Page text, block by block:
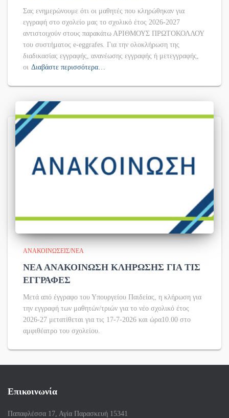
Σας ενημερώνουμε ότι οι μαθητές που κληρώθηκαν για
εγγραφή στο σχολείο μας το σχολικό έτος 2026-2027
αντιστοιχούν στους παρακάτω ΑΡΙΘΜΟΥΣ ΠΡΩΤΟΚΟΛΛΟΥ
του συστήματος e-eggrafes. Για την ολοκλήρωση της
διαδικασίας εγγραφής, ανανέωσης εγγραφής ή μετεγγραφής,
οι Διαβάστε περισσότερα…
ΑΝΑΚΟΙΝΏΣΕΙΣ/ΝΈΑ
ΝΕΑ ΑΝΑΚΟΙΝΩΣΗ ΚΛΗΡΩΣΗΣ ΓΙΑ ΤΙΣ
ΕΓΓΡΑΦΕΣ
Μετά από έγγραφο του Υπουργείου Παιδείας, η κλήρωση για
την εγγραφή των μαθητών/τριών για το νέο σχολικό έτος
2026-27 μετατίθεται για τις 17-7-2026 και ώρα10.00 στο
αμφιθέατρο του σχολείου.
Επικοινωνία
Παπαφλέσσα 17, Αγία Παρασκευή 15341